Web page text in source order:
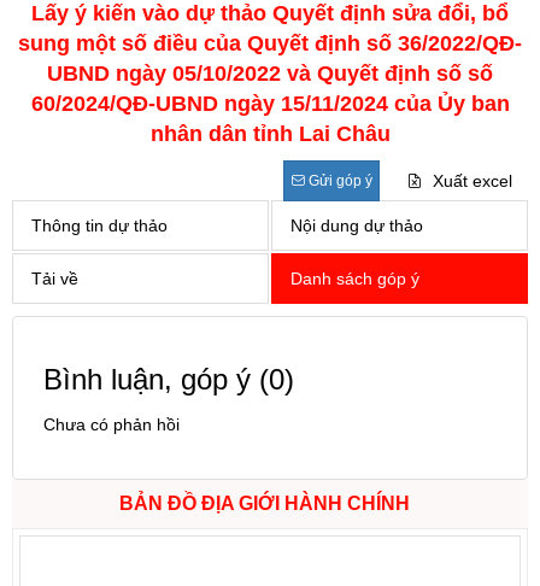
Lấy ý kiến vào dự thảo Quyết định sửa đổi, bổ
sung một số điều của Quyết định số 36/2022/QĐ-
UBND ngày 05/10/2022 và Quyết định số số
60/2024/QĐ-UBND ngày 15/11/2024 của Ủy ban
nhân dân tỉnh Lai Châu
Thông tin dự thảo Nội dung dự thảo
Tải về Danh sách góp ý
Bình luận, góp ý (0)
Chưa có phản hồi
Gửi góp ý Xuất excel
BẢN ĐỒ ĐỊA GIỚI HÀNH CHÍNH